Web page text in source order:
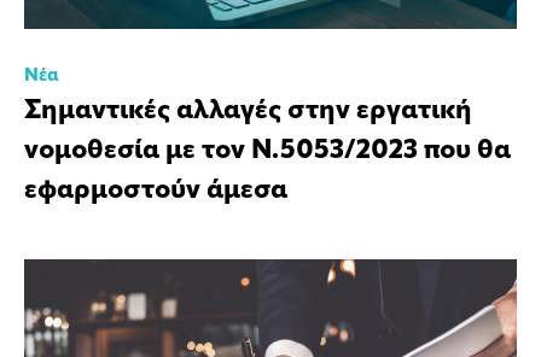
Νέα
Σημαντικές αλλαγές στην εργατική
νομοθεσία με τον Ν.5053/2023 που θα
εφαρμοστούν άμεσα